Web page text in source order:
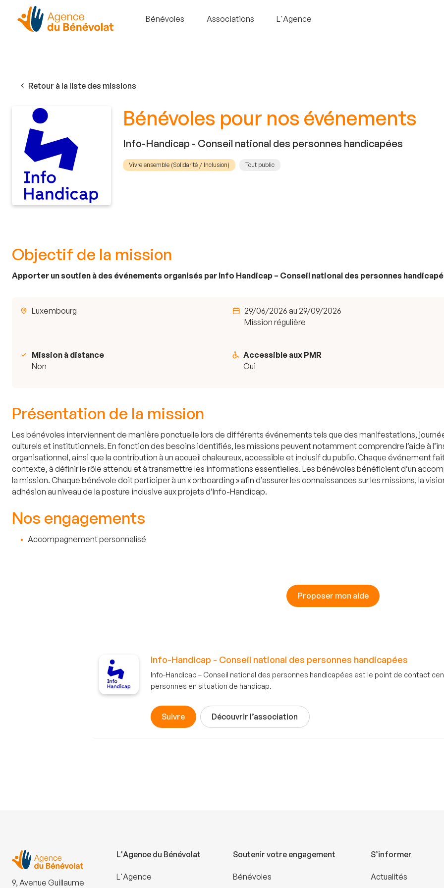
Bénévoles Associations L'Agence
Retour à la liste des missions
Bénévoles pour nos événements
Info-Handicap - Conseil national des personnes handicapées
Vivre ensemble (Solidarité / Inclusion) Tout public
Objectif de la mission
Apporter un soutien à des événements organisés par Info Handicap – Conseil national des personnes
Luxembourg
29/06/2026 au 29/09/2026
Mission régulière
Mission à distance
Non
Accessible aux PMR
Oui
Présentation de la mission
Les bénévoles interviennent de manière ponctuelle lors de différents événements tels que des manifestations,
culturels et institutionnels. En fonction des besoins identifiés, les missions peuvent notamment comprendre l’aide à
organisationnel, ainsi que la contribution à un accueil chaleureux, accessible et inclusif du public. Chaque événement
contexte, à définir le rôle attendu et à transmettre les informations essentielles. Les bénévoles bénéficient d’un
la mission. Chaque bénévole doit participer à un « onboarding » afin d’assurer les connaissances sur les missions, la
adhésion au niveau de la posture inclusive aux projets d’Info-Handicap.
Nos engagements
Accompagnement personnalisé
Proposer mon aide
Info-Handicap - Conseil national des personnes handicapées
Info-Handicap – Conseil national des personnes handicapées est le point de contact
personnes en situation de handicap.
Suivre Découvrir l’association
9, Avenue Guillaume
L'Agence du Bénévolat
L'Agence
Soutenir votre engagement
Bénévoles
S’informer
Actualités